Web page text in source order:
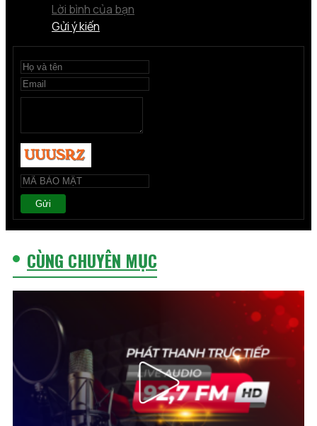
Lời bình của bạn
Gửi ý kiến
Gửi
CÙNG CHUYÊN MỤC